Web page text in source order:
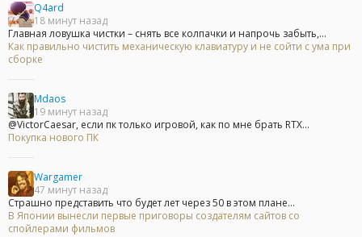
Q4ard
18 минут назад
Главная ловушка чистки – снять все колпачки и напрочь забыть,...
Как правильно чистить механическую клавиатуру и не сойти с ума при
сборке
Mdaos
19 минут назад
@VictorCaesar, если пк только игровой, как по мне брать RTX...
Покупка нового ПК
Wargamer
47 минут назад
Страшно представить что будет лет через 50 в этом плане...
В Японии вынесли первые приговоры создателям сайтов со
спойлерами фильмов